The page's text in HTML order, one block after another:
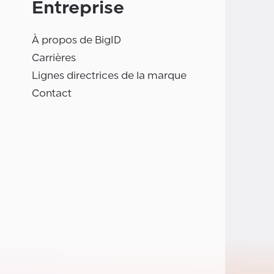
Entreprise
À propos de BigID
Carrières
Lignes directrices de la marque
Contact